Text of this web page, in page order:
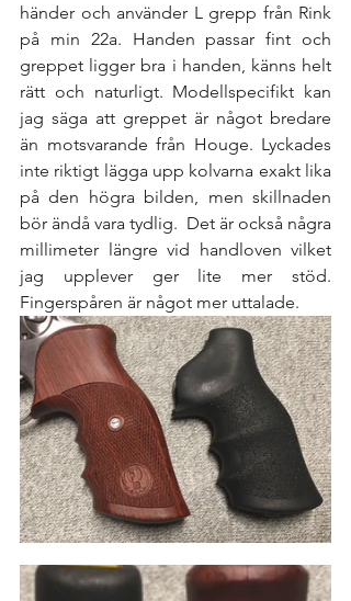
händer och använder L grepp från Rink
på min 22a. Handen passar fint och
greppet ligger bra i handen, känns helt
rätt och naturligt. Modellspecifikt kan
jag säga att greppet är något bredare
än motsvarande från Houge. Lyckades
inte riktigt lägga upp kolvarna exakt lika
på den högra bilden, men skillnaden
bör ändå vara tydlig.  Det är också några
millimeter längre vid handloven vilket
jag upplever ger lite mer stöd.
Fingerspåren är något mer uttalade.